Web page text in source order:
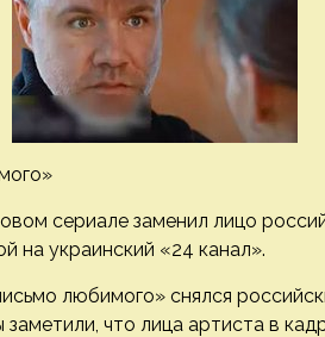
сериале заменил лицо
на украинский «24 канал».
любимого» снялся
что лица артиста в